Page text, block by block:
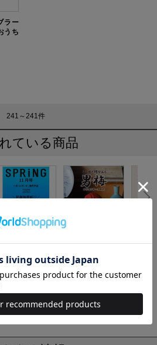
ラー
うち
241～241 件
ている商品
2026年11
月号
＜SALE＞男を磨く
梅がある 男梅 シリ
コンポーチBOOK
もっと見る